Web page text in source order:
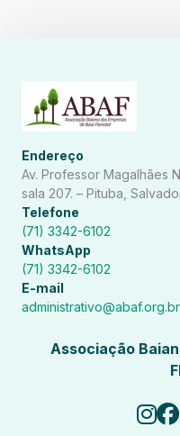
Endereço
Av. Professor Magalhães
sala 207. – Pituba,
Telefone
(71) 3342-6102
WhatsApp
(71) 3342-6102
E-mail
administrativo@abaf.org.br
Associação